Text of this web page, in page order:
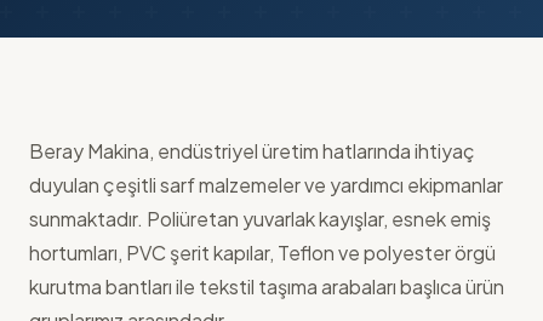
Beray Makina, endüstriyel üretim hatlarında ihtiyaç
duyulan çeşitli sarf malzemeler ve yardımcı ekipmanlar
sunmaktadır. Poliüretan yuvarlak kayışlar, esnek emiş
hortumları, PVC şerit kapılar, Teflon ve polyester örgü
kurutma bantları ile tekstil taşıma arabaları başlıca ürün